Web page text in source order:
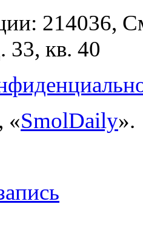
214036,
33, кв. 40
«SmolDaily».